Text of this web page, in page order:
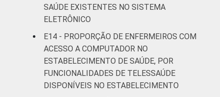
SAÚDE EXISTENTES NO SISTEMA
ELETRÔNICO
E14 - PROPORÇÃO DE ENFERMEIROS COM
ACESSO A COMPUTADOR NO
ESTABELECIMENTO DE SAÚDE, POR
FUNCIONALIDADES DE TELESSAÚDE
DISPONÍVEIS NO ESTABELECIMENTO